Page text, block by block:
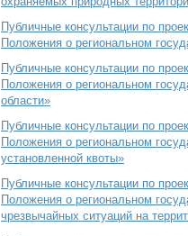
Публичные консультации по
Положения о региональном
Публичные консультации по
Положения о региональном
области»
Публичные консультации по
Положения о региональном
установленной квоты»
Публичные консультации по
Положения о региональном
чрезвычайных ситуаций на